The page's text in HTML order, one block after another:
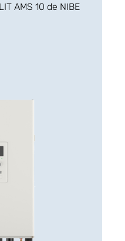
AMS 10 de NIBE